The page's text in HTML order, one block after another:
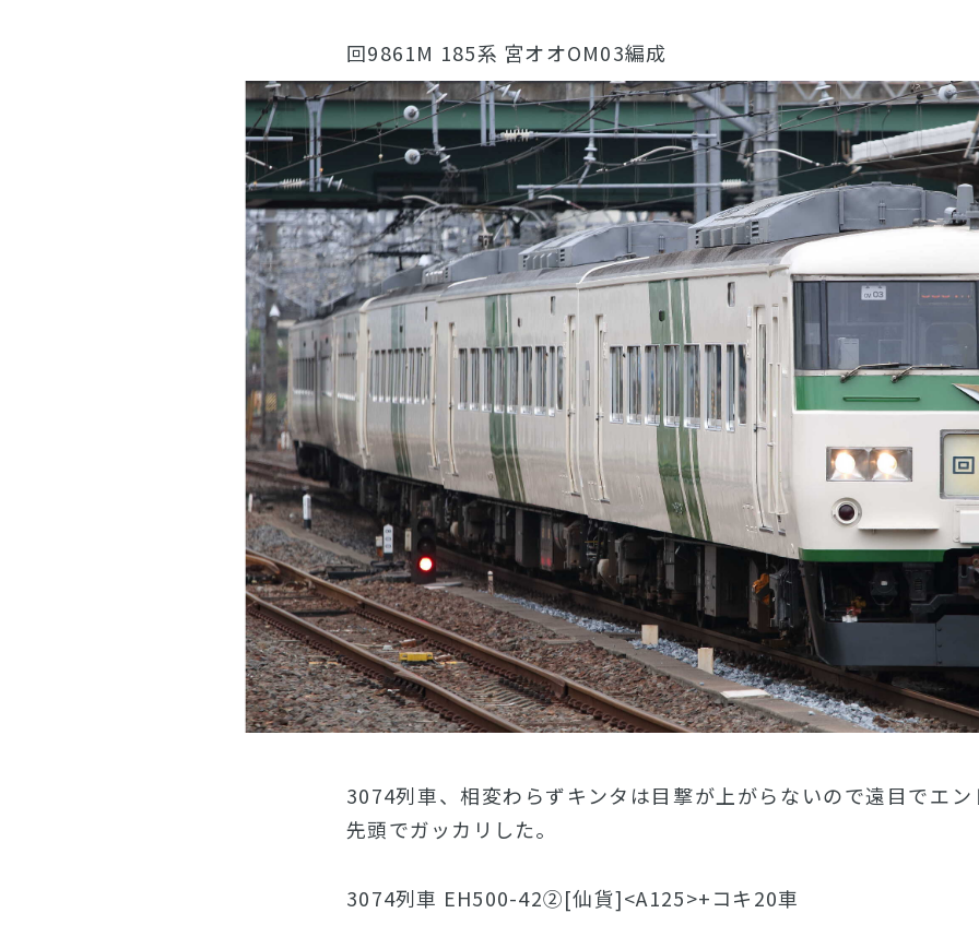
回9861M 185系 宮オオOM03編成
3074列車、相変わらずキンタは目撃が上がらないので遠目でエ
先頭でガッカリした。
3074列車 EH500-42②[仙貨]<A125>+コキ20車